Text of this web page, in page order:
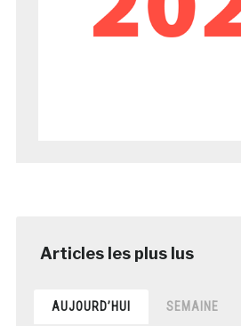
AUJOURD’HUI SEMAINE